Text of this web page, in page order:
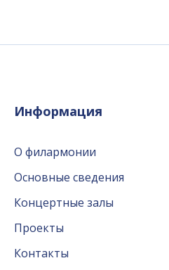
Информация
О филармонии
Основные сведения
Концертные залы
Проекты
Контакты